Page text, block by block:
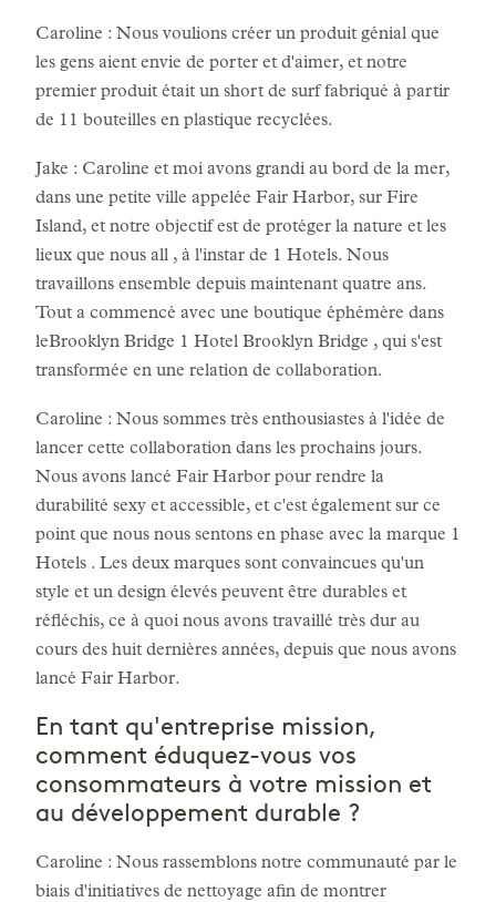
Caroline : Nous voulions créer un produit génial que
les gens aient envie de porter et d'aimer, et notre
premier produit était un short de surf fabriqué à partir
de 11 bouteilles en plastique recyclées.
Jake : Caroline et moi avons grandi au bord de la mer,
dans une petite ville appelée Fair Harbor, sur Fire
Island, et notre objectif est de protéger la nature et les
lieux que nous all , à l'instar de 1 Hotels. Nous
travaillons ensemble depuis maintenant quatre ans.
Tout a commencé avec une boutique éphémère dans
leBrooklyn Bridge 1 Hotel Brooklyn Bridge , qui s'est
transformée en une relation de collaboration.
Caroline : Nous sommes très enthousiastes à l'idée de
lancer cette collaboration dans les prochains jours.
Nous avons lancé Fair Harbor pour rendre la
durabilité sexy et accessible, et c'est également sur ce
point que nous nous sentons en phase avec la marque 1
Hotels . Les deux marques sont convaincues qu'un
style et un design élevés peuvent être durables et
réfléchis, ce à quoi nous avons travaillé très dur au
cours des huit dernières années, depuis que nous avons
lancé Fair Harbor.
En tant qu'entreprise mission,
comment éduquez-vous vos
consommateurs à votre mission et
au développement durable ?
Caroline : Nous rassemblons notre communauté par le
biais d'initiatives de nettoyage afin de montrer